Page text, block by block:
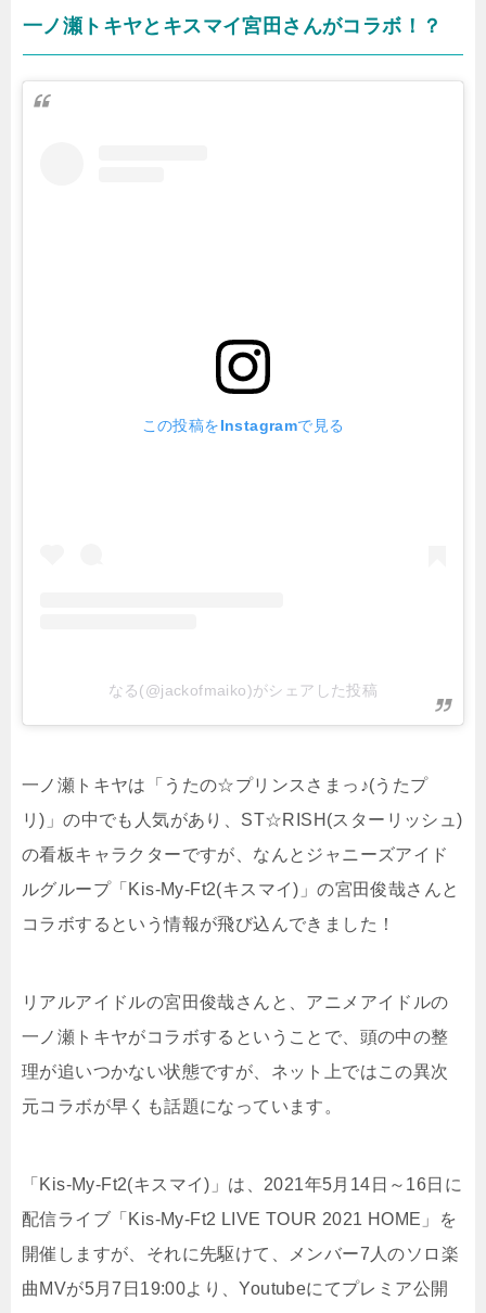
一ノ瀬トキヤとキスマイ宮田さんがコラボ！？
この投稿をInstagramで見る
なる(@jackofmaiko)がシェアした投稿
一ノ瀬トキヤは「うたの☆プリンスさまっ♪(うたプ
リ)」の中でも人気があり、ST☆RISH(スターリッシュ)
の看板キャラクターですが、なんとジャニーズアイド
ルグループ「Kis-My-Ft2(キスマイ)」の宮田俊哉さんと
コラボするという情報が飛び込んできました！
リアルアイドルの宮田俊哉さんと、アニメアイドルの
一ノ瀬トキヤがコラボするということで、頭の中の整
理が追いつかない状態ですが、ネット上ではこの異次
元コラボが早くも話題になっています。
「Kis-My-Ft2(キスマイ)」は、2021年5月14日～16日に
配信ライブ「Kis-My-Ft2 LIVE TOUR 2021 HOME」を
開催しますが、それに先駆けて、メンバー7人のソロ楽
曲MVが5月7日19:00より、Youtubeにてプレミア公開